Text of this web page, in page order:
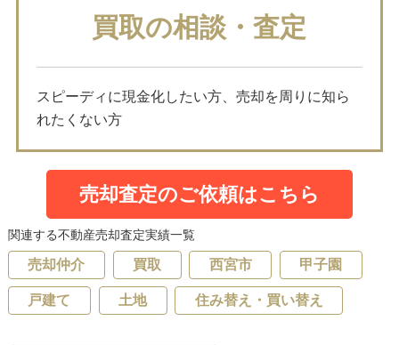
買取の相談・査定
スピーディに現金化したい方、売却を周りに知ら
れたくない方
売却査定のご依頼はこちら
関連する不動産売却査定実績一覧
売却仲介 買取 西宮市 甲子園
戸建て 土地 住み替え・買い替え